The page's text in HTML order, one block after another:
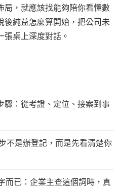
局，就應該找能夠陪你看懂數
後純益怎麼算開始，把公司未
桌上深度對話。
驟：從考證、定位、接案到事
不是辦登記，而是先看清楚你
而已：企業主查這個詞時，真